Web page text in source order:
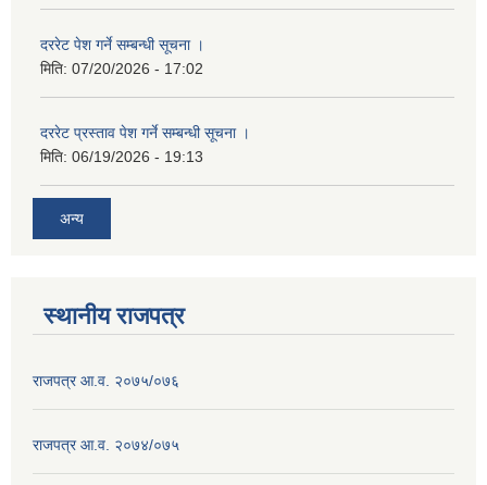
दररेट पेश गर्ने सम्बन्धी सूचना ।
मिति: 07/20/2026 - 17:02
दररेट प्रस्ताव पेश गर्ने सम्बन्धी सूचना ।
मिति: 06/19/2026 - 19:13
अन्य
स्थानीय राजपत्र
राजपत्र आ.व. २०७५/०७६
राजपत्र आ.व. २०७४/०७५